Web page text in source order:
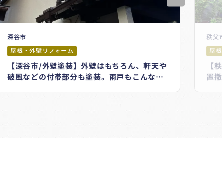
深谷市
屋根・外壁リフォーム
【深谷市/外壁塗装】外壁はもちろん、軒天や
破風などの付帯部分も塗装。雨戸もこんなに
秩父
屋
【
置